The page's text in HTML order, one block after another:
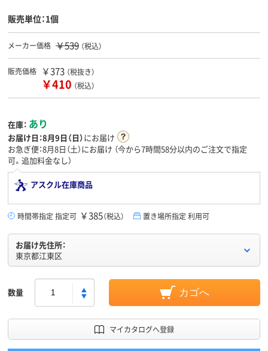
販売単位：1個
メーカー価格 ￥539 （税込）
販売価格 ￥373 （税抜き）
￥410 （税込）
在庫： あり
お届け日：8月9日（日）にお届け
お急ぎ便：8月8日（土）にお届け （今から7時間58分以内のご注文で指定
可。追加料金なし）
アスクル在庫商品
時間帯指定 指定可 ￥385（税込） 置き場所指定 利用可
お届け先住所：
東京都江東区
数量 カゴへ
マイカタログへ登録